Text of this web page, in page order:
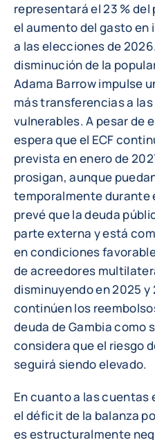
representará el 23 %
el aumento del gasto
a las elecciones de
disminución de la
Adama Barrow impulse
más transferencias a
vulnerables. A pesar de
espera que el ECF
prevista en enero de
prosigan, aunque
temporalmente durante
prevé que la deuda
parte externa y está
en condiciones
de acreedores
disminuyendo en 2025 y
continúen los
deuda de Gambia como
considera que el riesgo
seguirá siendo elevado.
En cuanto a las cuentas
el déficit de la balanza
es estructuralmente